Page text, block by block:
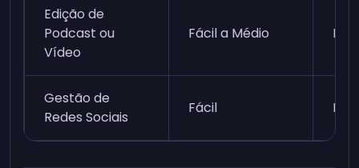
Edição de
Podcast ou
Vídeo
Fácil a Médio
Gestão de
Redes Sociais
Fácil